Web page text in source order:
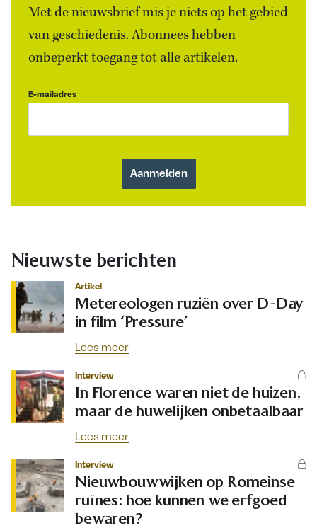
Met de nieuwsbrief mis je niets op het gebied
van geschiedenis. Abonnees hebben
onbeperkt toegang tot alle artikelen.
E-mailadres
Nieuwste berichten
Artikel
Metereologen ruziën over D-Day
in film ‘Pressure’
Lees meer
Interview
In Florence waren niet de huizen,
maar de huwelijken onbetaalbaar
Lees meer
Interview
Nieuwbouwwijken op Romeinse
ruïnes: hoe kunnen we erfgoed
bewaren?